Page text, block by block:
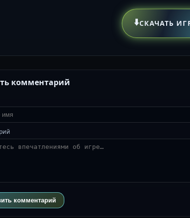
⬇️СКАЧАТЬ
комментарий
комментарий